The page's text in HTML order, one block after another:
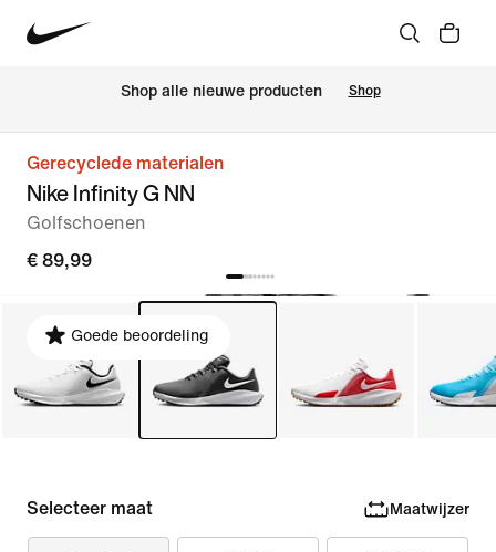
Shop alle nieuwe producten Shop
Gerecyclede materialen
Nike Infinity G NN
Golfschoenen
€ 89,99
Goede beoordeling
Selecteer maat Maatwijzer